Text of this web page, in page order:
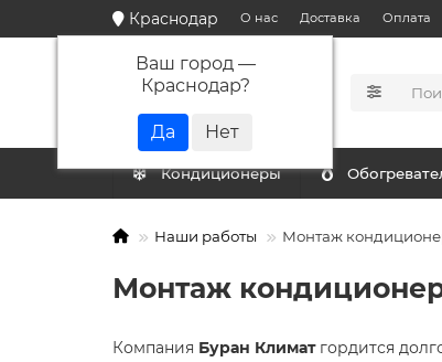
Краснодар
Ваш город —
Краснодар?
О нас Доставка Оплата
КАТАЛОГ
Кондиционеры
Наши работы Монтаж
Монтаж
Компания Буран Климатгордится